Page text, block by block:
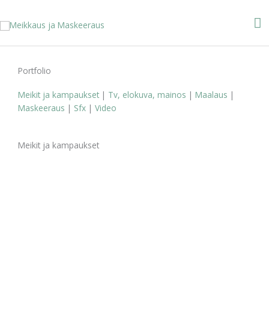
sisältöön
Portfolio
Meikit ja kampaukset | Tv, elokuva, mainos | Maalaus |
Maskeeraus | Sfx | Video
Meikit ja kampaukset